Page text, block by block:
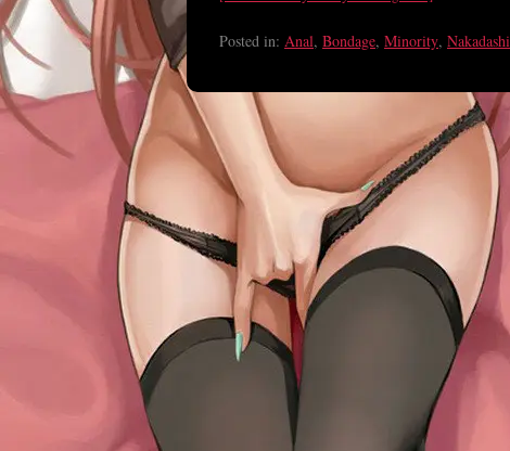
Posted in: Anal, Bondage, Minority, Nakadashi